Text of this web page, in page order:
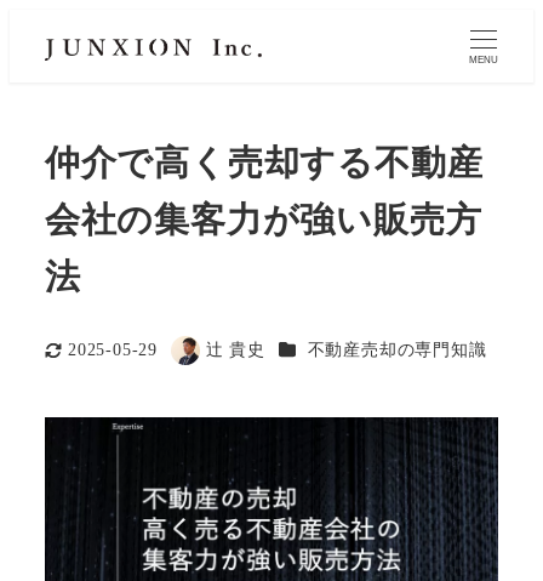
MENU
仲介で高く売却する不動産
会社の集客力が強い販売方
法
更新日
2025-05-29
著
辻 貴史 カテゴリー
不動産売却の専門知識